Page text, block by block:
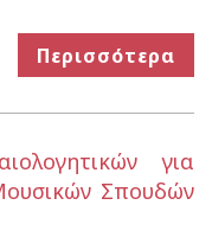
Περισσότερα
για
Σπουδών